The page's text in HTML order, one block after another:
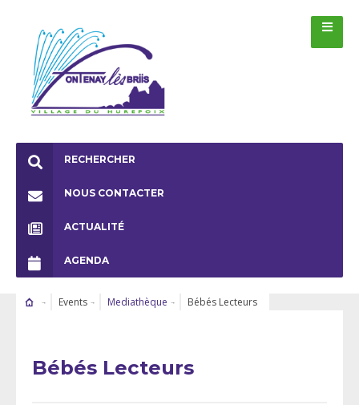
RECHERCHER
NOUS CONTACTER
ACTUALITÉ
AGENDA
Events Mediathèque Bébés Lecteurs
Bébés Lecteurs